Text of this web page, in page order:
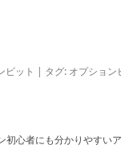
ビット | タグ: オプション
ン
初心者にも分かりやすい